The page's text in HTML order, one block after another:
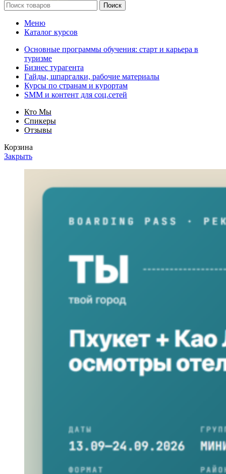
Поиск
Меню
Каталог курсов
Основные программы обучения: старт и карьера в
туризме
Бизнес турагента
Гайды, шпаргалки, рабочие материалы
Курсы по странам и курортам
SMM и контент для соц.сетей
Кто Мы
Спикеры
Отзывы
Корзина
Закрыть